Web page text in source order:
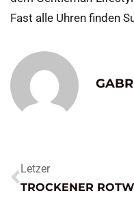
Fast alle Uhren finden
Letzer